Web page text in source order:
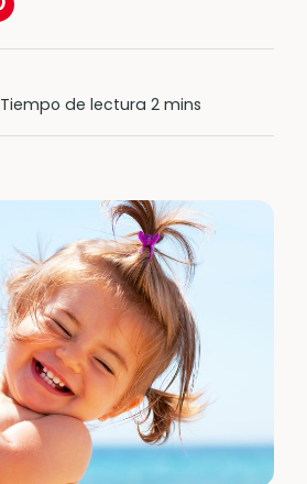
Tiempo de lectura 2 mins